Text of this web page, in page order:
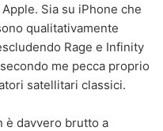
Sia su iPhone che
qualitativamente
Rage e Infinity
me pecca proprio
satellitari classici.
è davvero brutto a